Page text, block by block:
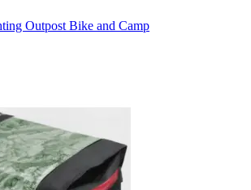
Outpost Bike and Camp